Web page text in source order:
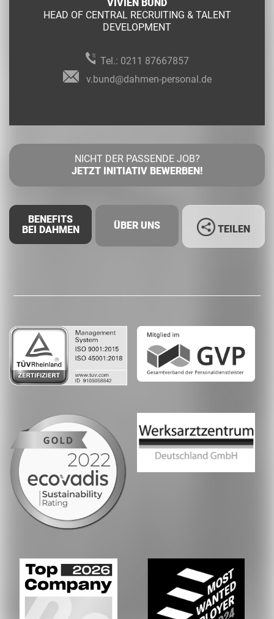
VIVIEN BUND
HEAD OF CENTRAL RECRUITING & TALENT
DEVELOPMENT
Tel.: 0211 87667857
v.bund@dahmen-personal.de
NICHT DER PASSENDE JOB?
JETZT INITIATIV BEWERBEN!
BENEFITS
BEI DAHMEN
ÜBER UNS TEILEN